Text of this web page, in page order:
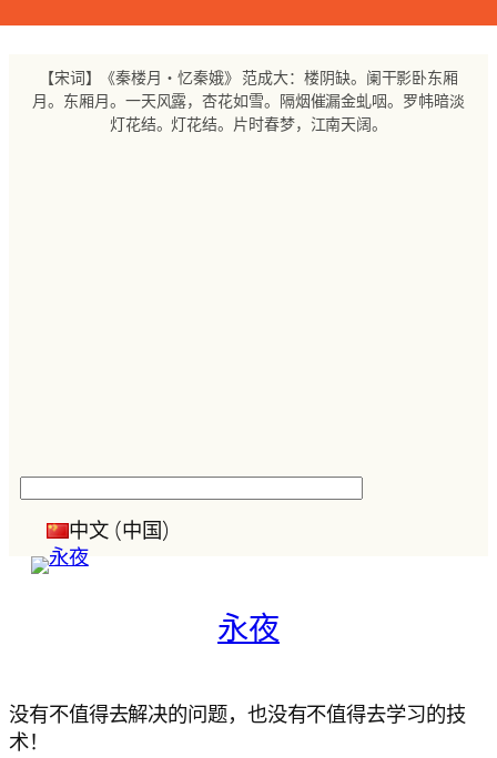
跳
【宋词】《秦楼月・忆秦娥》 范成大：楼阴缺。阑干影卧东厢
月。东厢月。一天风露，杏花如雪。隔烟催漏金虬咽。罗帏暗淡
灯花结。灯花结。片时春梦，江南天阔。
中文 (中国)
永夜
没有不值得去解决的问题，也没有不值得去学习的技
术！